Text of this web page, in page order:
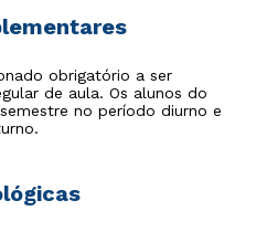
obrigatório a ser
de aula. Os alunos do
no período diurno e
ou